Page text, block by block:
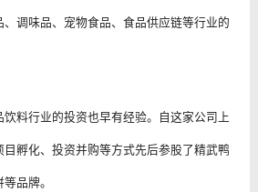
调味品、宠物食品、食品供应链等行业的
料行业的投资也早有经验。自这家公司上
孵化、投资并购等方式先后参股了精武鸭
品牌。